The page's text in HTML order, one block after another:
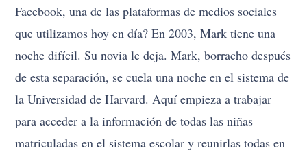
Facebook, una de las plataformas de medios sociales
que utilizamos hoy en día? En 2003, Mark tiene una
noche difícil. Su novia le deja. Mark, borracho después
de esta separación, se cuela una noche en el sistema de
la Universidad de Harvard. Aquí empieza a trabajar
para acceder a la información de todas las niñas
matriculadas en el sistema escolar y reunirlas todas en